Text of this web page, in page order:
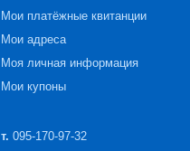
Мои платёжные квитанции
Мои адреса
Моя личная информация
Мои купоны
т. 095-170-97-32